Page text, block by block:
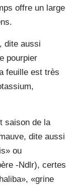
offre un large
dite aussi
pourpier
feuille est très
saison de la
dite aussi
ou
-Ndlr), certes
«grine